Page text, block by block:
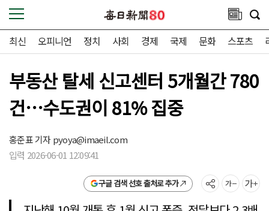
최신 오피니언 정치 사회 경제 국제 문화 스포츠
부동산 탈세 신고센터 5개월간 780
건…수도권이 81% 집중
홍준표 기자pyoya@imaeil.com
입력 2026-06-01 12:09:41
구글 검색 선호 출처로 추가